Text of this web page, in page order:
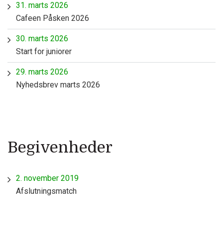
31. marts 2026
Cafeen Påsken 2026
30. marts 2026
Start for juniorer
29. marts 2026
Nyhedsbrev marts 2026
Begivenheder
2. november 2019
Afslutningsmatch